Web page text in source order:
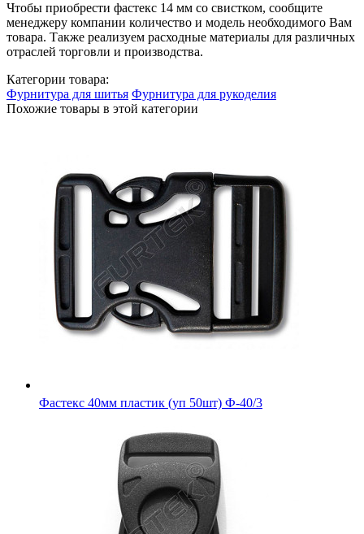
Чтобы приобрести фастекс 14 мм со свистком, сообщите
менеджеру компании количество и модель необходимого Вам
товара. Также реализуем расходные материалы для различных
отраслей торговли и производства.
Категории товара:
Фурнитура для шитья Фурнитура для рукоделия
Похожие товары в этой категории
Фастекс 40мм пластик (уп 50шт) Ф-40/3